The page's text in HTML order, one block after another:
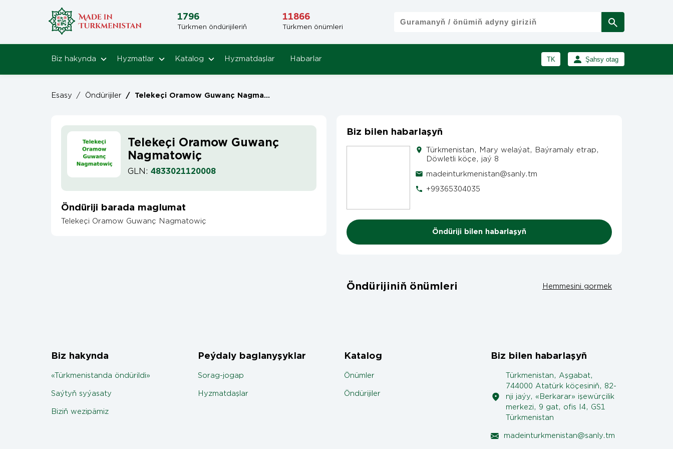
1796
Türkmen öndürijileriň
11866
Türkmen önümleri
Biz hakynda Hyzmatlar Katalog Hyzmatdaşlar Habarlar TK
RU
Şahsy otag
Esasy / Öndürijiler / Telekeçi Oramow Guwanç Nagmatowiç
Telekeçi Oramow Guwanç
Nagmatowiç
GLN: 4833021120008
Öndüriji barada maglumat
Telekeçi Oramow Guwanç Nagmatowiç
Biz bilen habarlaşyň
Türkmenistan, Mary welaýat, Baýramaly etrap,
Döwletli köçe, jaý 8
madeinturkmenistan@sanly.tm
+99365304035
Öndüriji bilen habarlaşyň
Öndürijiniň önümleri Hemmesini gormek
Biz hakynda
«Türkmenistanda öndürildi»
Saýtyň syýasaty
Biziň wezipämiz
Peýdaly baglanyşyklar
Sorag-jogap
Hyzmatdaşlar
Katalog
Önümler
Öndürijiler
Biz bilen habarlaşyň
Türkmenistan, Aşgabat,
744000 Atatürk köçesiniň, 82-
nji jaýy, «Berkarar» işewürçilik
merkezi, 9 gat, ofis I4, GS1
Türkmenistan
madeinturkmenistan@sanly.tm